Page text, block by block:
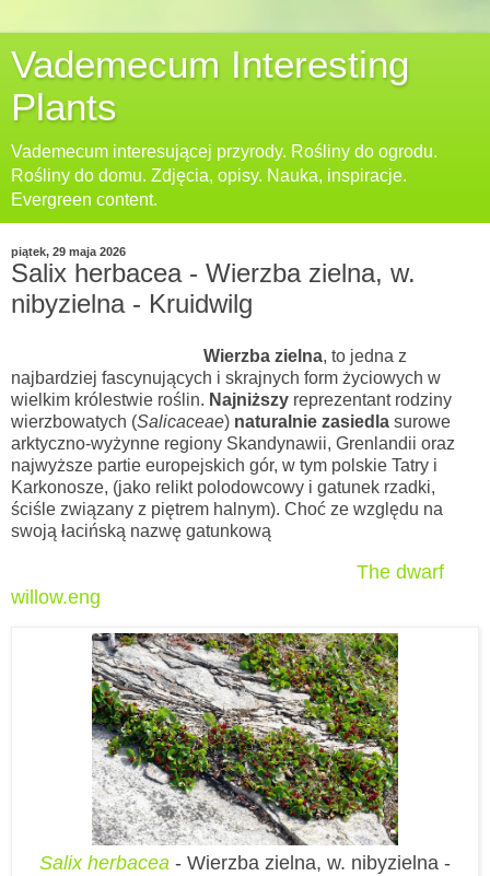
Vademecum Interesting
Plants
Vademecum interesującej przyrody. Rośliny do ogrodu.
Rośliny do domu. Zdjęcia, opisy. Nauka, inspiracje.
Evergreen content.
piątek, 29 maja 2026
Salix herbacea - Wierzba zielna, w.
nibyzielna - Kruidwilg
Wierzba zielna, to jedna z
najbardziej fascynujących i skrajnych form życiowych w
wielkim królestwie roślin. Najniższy reprezentant rodziny
wierzbowatych (Salicaceae) naturalnie zasiedla surowe
arktyczno-wyżynne regiony Skandynawii, Grenlandii oraz
najwyższe partie europejskich gór, w tym polskie Tatry i
Karkonosze, (jako relikt polodowcowy i gatunek rzadki,
ściśle związany z piętrem halnym). Choć ze względu na
swoją łacińską nazwę gatunkową
The dwarf
willow.eng
Salix herbacea - Wierzba zielna, w. nibyzielna -